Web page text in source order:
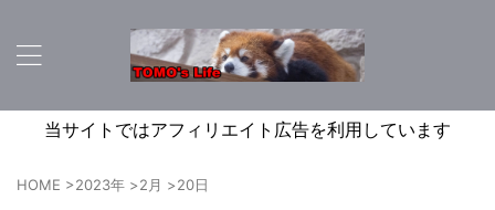
当サイトではアフィリエイト広告を利用しています
HOME >2023年 >2月 >20日